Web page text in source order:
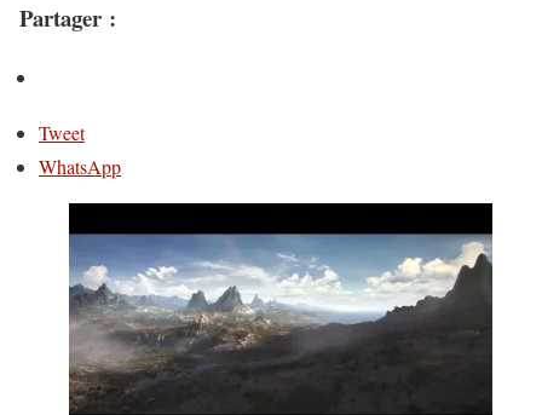
Partager :
Tweet
WhatsApp